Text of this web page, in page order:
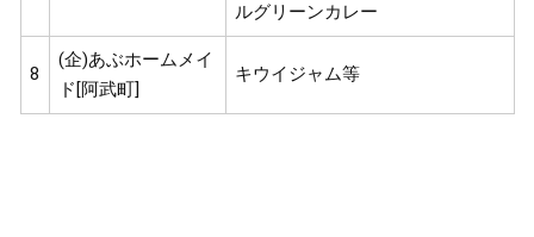
ルグリーンカレー
8
(企)あぶホームメイ
ド[阿武町]
キウイジャム等